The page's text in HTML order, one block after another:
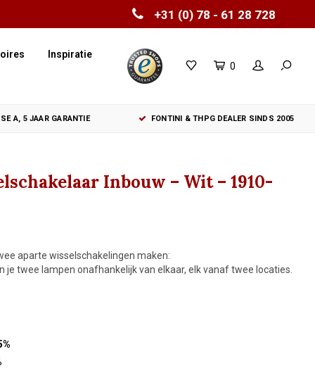
+31 (0) 78 - 61 28 728
Inspiratie
0
A, 5 JAAR GARANTIE FONTINI & THPG DEALER SINDS 2005
Inbouw – Wit – 1910-
aparte wisselschakelingen maken:
je twee lampen onafhankelijk van elkaar, elk vanaf twee locaties.